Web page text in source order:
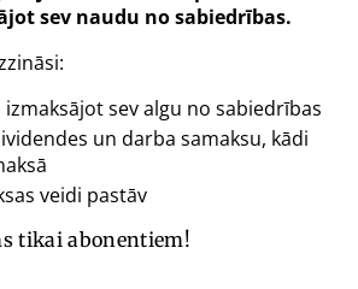
sev naudu no sabiedrības.
izmaksājot sev algu no sabiedrības
un darba samaksu, kādi
veidi pastāv
tikai abonentiem!